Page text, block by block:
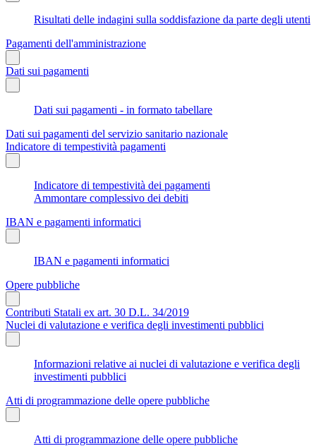
Risultati delle indagini sulla soddisfazione da parte degli utenti
Pagamenti dell'amministrazione
Dati sui pagamenti
Dati sui pagamenti - in formato tabellare
Dati sui pagamenti del servizio sanitario nazionale
Indicatore di tempestività pagamenti
Indicatore di tempestività dei pagamenti
Ammontare complessivo dei debiti
IBAN e pagamenti informatici
IBAN e pagamenti informatici
Opere pubbliche
Contributi Statali ex art. 30 D.L. 34/2019
Nuclei di valutazione e verifica degli investimenti pubblici
Informazioni relative ai nuclei di valutazione e verifica degli
investimenti pubblici
Atti di programmazione delle opere pubbliche
Atti di programmazione delle opere pubbliche